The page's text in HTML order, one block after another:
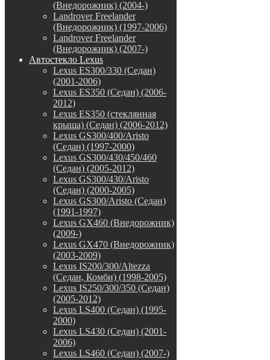
(Внедорожник) (2004-)
Landrover Freelander
(Внедорожник) (1997-2006)
Landrover Freelander
(Внедорожник) (2007-)
Автостекло Lexus
Lexus ES300/330 (Седан)
(2001-2006)
Lexus ES350 (Седан) (2006-
2012)
Lexus ES350 (стеклянная
крыша) (Седан) (2006-2012)
Lexus GS300/400/Aristo
(Седан) (1997-2000)
Lexus GS300/430/450/460
(Седан) (2005-2012)
Lexus GS300/430/Aristo
(Седан) (2000-2005)
Lexus GS300/Aristo (Седан)
(1991-1997)
Lexus GX460 (Внедорожник)
(2009-)
Lexus GX470 (Внедорожник)
(2003-2009)
Lexus IS200/300/Altezza
(Седан, Комби) (1998-2005)
Lexus IS250/300/350 (Седан)
(2005-2012)
Lexus LS400 (Седан) (1995-
2000)
Lexus LS430 (Седан) (2001-
2006)
Lexus LS460 (Седан) (2007-)